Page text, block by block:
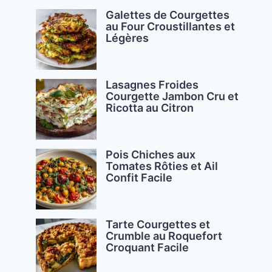
Galettes de Courgettes
au Four Croustillantes et
Légères
Lasagnes Froides
Courgette Jambon Cru et
Ricotta au Citron
Pois Chiches aux
Tomates Rôties et Ail
Confit Facile
Tarte Courgettes et
Crumble au Roquefort
Croquant Facile